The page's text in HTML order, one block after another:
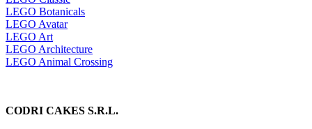
LEGO Botanicals
LEGO Avatar
LEGO Art
LEGO Architecture
LEGO Animal Crossing
CODRI CAKES S.R.L.